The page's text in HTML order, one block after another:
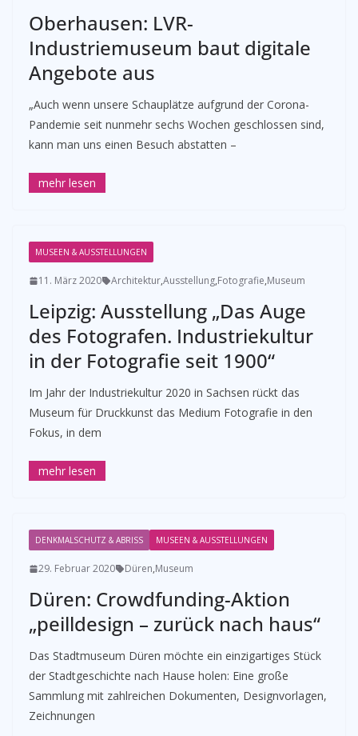
Oberhausen: LVR-
Industriemuseum baut digitale
Angebote aus
„Auch wenn unsere Schauplätze aufgrund der Corona-
Pandemie seit nunmehr sechs Wochen geschlossen sind,
kann man uns einen Besuch abstatten –
MUSEEN & AUSSTELLUNGEN
11. März 2020 Architektur,Ausstellung,Fotografie,Museum
Leipzig: Ausstellung „Das Auge
des Fotografen. Industriekultur
in der Fotografie seit 1900“
Im Jahr der Industriekultur 2020 in Sachsen rückt das
Museum für Druckkunst das Medium Fotografie in den
Fokus, in dem
DENKMALSCHUTZ & ABRISS MUSEEN & AUSSTELLUNGEN
29. Februar 2020 Düren,Museum
Düren: Crowdfunding-Aktion
„peilldesign – zurück nach haus“
Das Stadtmuseum Düren möchte ein einzigartiges Stück
der Stadtgeschichte nach Hause holen: Eine große
Sammlung mit zahlreichen Dokumenten, Designvorlagen,
Zeichnungen